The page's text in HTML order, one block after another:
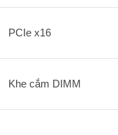
PCIe x16
Khe cắm DIMM